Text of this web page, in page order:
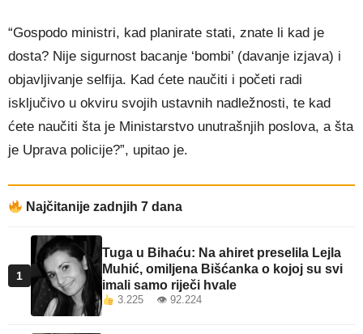
“Gospodo ministri, kad planirate stati, znate li kad je
dosta? Nije sigurnost bacanje ‘bombi’ (davanje izjava) i
objavljivanje selfija. Kad ćete naučiti i početi radi
isključivo u okviru svojih ustavnih nadležnosti, te kad
ćete naučiti šta je Ministarstvo unutrašnjih poslova, a šta
je Uprava policije?”, upitao je.
Najčitanije zadnjih 7 dana
1
Tuga u Bihaću: Na ahiret preselila Lejla
Muhić, omiljena Bišćanka o kojoj su svi
imali samo riječi hvale
3.225 👁 92.224